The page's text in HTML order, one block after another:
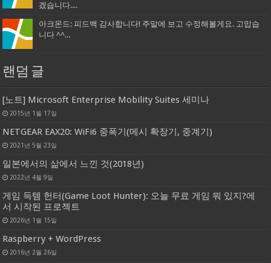
겠습니다....
아크몬드: 피드백 감사합니다! 주말에 보고 수정해볼게요. 고맙습
니다 ^^...
랜덤 글
[노트] Microsoft Enterprise Mobility Suites 세미나
2015년 1월 17일
NETGEAR EAX20: WiFi6 중폭기(메시 확장기, 중계기)
2021년 5월 23일
일본에서의 삶에서 느낀 것(2018년)
2022년 4월 9일
게임 득템 헌터(Game Loot Hunter): 오늘 무료 게임 뭐 있지?에
서 시작된 프로젝트
2026년 1월 15일
Raspberry + WordPress
2016년 2월 26일